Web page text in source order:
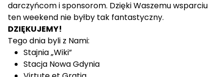
darczyńcom i sponsorom. Dzięki Waszemu wsparciu
ten weekend nie byłby tak fantastyczny.
DZIĘKUJEMY!
Tego dnia byli z Nami:
Stajnia „Wiki”
Stacja Nowa Gdynia